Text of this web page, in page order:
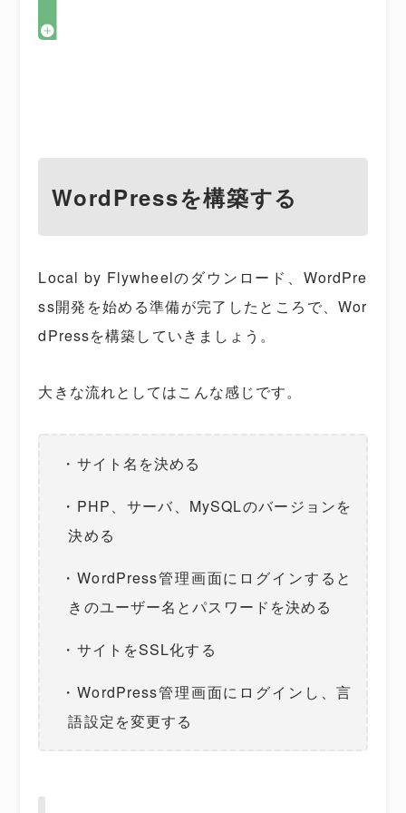
WordPressを構築する
Local by Flywheelのダウンロード、WordPre
ss開発を始める準備が完了したところで、Wor
dPressを構築していきましょう。
大きな流れとしてはこんな感じです。
・サイト名を決める
・PHP、サーバ、MySQLのバージョンを
決める
・WordPress管理画面にログインすると
きのユーザー名とパスワードを決める
・サイトをSSL化する
・WordPress管理画面にログインし、言
語設定を変更する